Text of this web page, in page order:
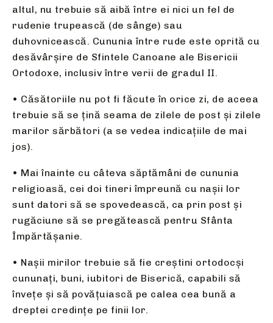
altul, nu trebuie să aibă între ei nici un fel de
rudenie trupească (de sânge) sau
duhovnicească. Cununia între rude este oprită cu
desăvârşire de Sfintele Canoane ale Bisericii
Ortodoxe, inclusiv între verii de gradul II.
• Căsătoriile nu pot fi făcute în orice zi, de aceea
trebuie să se ţină seama de zilele de post şi zilele
marilor sărbători (a se vedea indicațiile de mai
jos).
• Mai înainte cu câteva săptămâni de cununia
religioasă, cei doi tineri împreună cu naşii lor
sunt datori să se spovedească, ca prin post şi
rugăciune să se pregătească pentru Sfânta
Împărtăşanie.
• Naşii mirilor trebuie să fie creştini ortodocşi
cununaţi, buni, iubitori de Biserică, capabili să
înveţe şi să povăţuiască pe calea cea bună a
dreptei credinţe pe finii lor.